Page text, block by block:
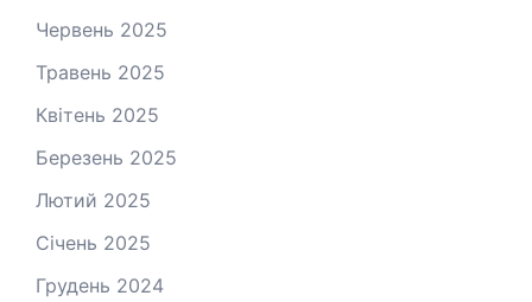
Червень 2025
Травень 2025
Квітень 2025
Березень 2025
Лютий 2025
Січень 2025
Грудень 2024